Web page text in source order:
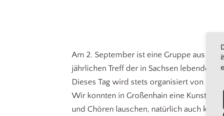
Am 2. September ist eine Gruppe aus
jährlichen Treff der in Sachsen lebenden
Dieses Tag wird stets organisiert von und
Wir konnten in Großenhain eine
und Chören lauschen, natürlich auch